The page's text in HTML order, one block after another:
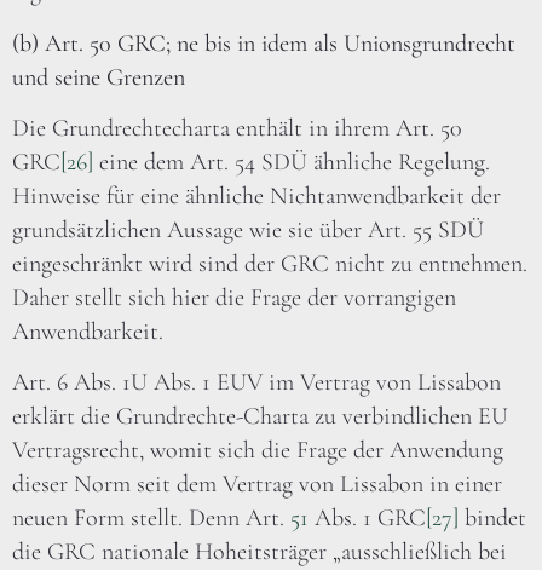
(b) Art. 50 GRC; ne bis in idem als Unionsgrundrecht
und seine Grenzen
Die Grundrechtecharta enthält in ihrem Art. 50
GRC[26] eine dem Art. 54 SDÜ ähnliche Regelung.
Hinweise für eine ähnliche Nichtanwendbarkeit der
grundsätzlichen Aussage wie sie über Art. 55 SDÜ
eingeschränkt wird sind der GRC nicht zu entnehmen.
Daher stellt sich hier die Frage der vorrangigen
Anwendbarkeit.
Art. 6 Abs. 1U Abs. 1 EUV im Vertrag von Lissabon
erklärt die Grundrechte-Charta zu verbindlichen EU
Vertragsrecht, womit sich die Frage der Anwendung
dieser Norm seit dem Vertrag von Lissabon in einer
neuen Form stellt. Denn Art. 51 Abs. 1 GRC[27] bindet
die GRC nationale Hoheitsträger „ausschließlich bei